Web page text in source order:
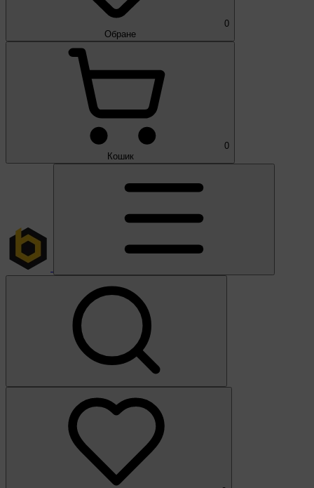
0
Обране
0
Кошик